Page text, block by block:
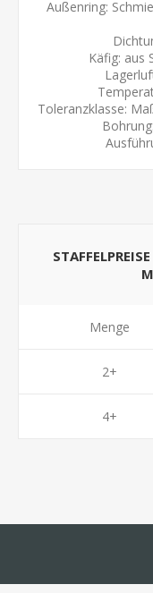
Außenring:
Käfig: aus
Toleranzklasse:
Bohrung:
Menge
2+
4+